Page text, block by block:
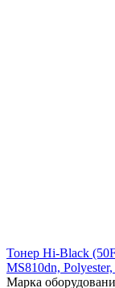
Тонер Hi-Black
MS810dn,
Марка